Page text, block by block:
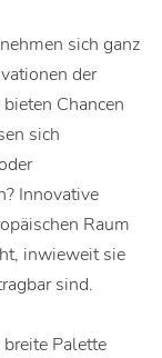
sich ganz
der
Chancen
sich
Innovative
Raum
inwieweit sie
sind.
Palette